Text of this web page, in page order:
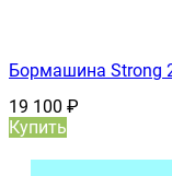
Бормашина Strong
19 100 ₽
Купить